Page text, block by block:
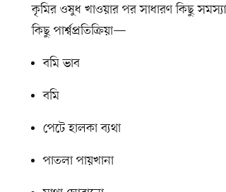
কৃমির ওষুধ খাওয়ার পর সাধারণ কিছু
কিছু পার্শ্বপ্রতিক্রিয়া—
বমি ভাব
বমি
পেটে হালকা ব্যথা
পাতলা পায়খানা